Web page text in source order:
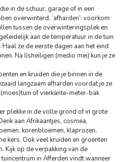
in de schuur, garage of in een
overwinterd, ‘afharden’: voorkom
tussen de overwinteringsplek en
aan de temperatuur in de tuin
ze de eerste dagen aan het eind
Na IJsheiligen (medio mei) kun je ze
en kruiden die je binnen in de
langzaam afharden voordat je ze
of vierkante-meter-bak
plekke in de volle grond of in grote
aan Afrikaantjes, cosmea,
korenbloemen, klaprozen,
kers. Ook veel kruiden en groenten
Kijk op de verpakking van de
in Afferden vindt wanneer